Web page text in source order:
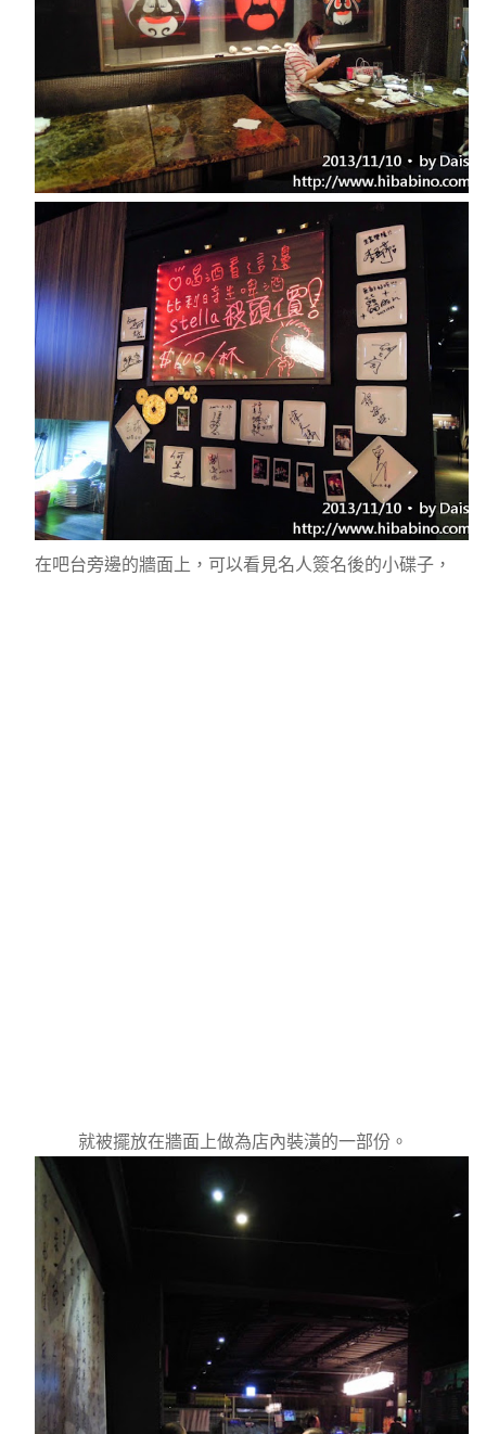
在吧台旁邊的牆面上，可以看見名人簽名後的小碟子，
就被擺放在牆面上做為店內裝潢的一部份。